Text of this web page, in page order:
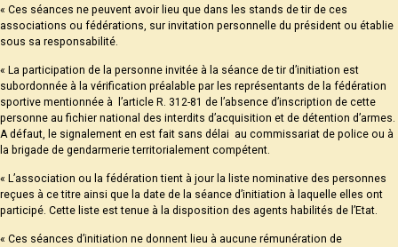
« Ces séances ne peuvent avoir lieu que dans les stands de tir de ces
associations ou fédérations, sur invitation personnelle du président ou établie
sous sa responsabilité.
« La participation de la personne invitée à la séance de tir d’initiation est
subordonnée à la vérification préalable par les représentants de la fédération
sportive mentionnée à l’article R. 312-81 de l’absence d’inscription de cette
personne au fichier national des interdits d’acquisition et de détention d’armes.
A défaut, le signalement en est fait sans délai au commissariat de police ou à
la brigade de gendarmerie territorialement compétent.
« L’association ou la fédération tient à jour la liste nominative des personnes
reçues à ce titre ainsi que la date de la séance d’initiation à laquelle elles ont
participé. Cette liste est tenue à la disposition des agents habilités de l’Etat.
« Ces séances d’initiation ne donnent lieu à aucune rémunération de